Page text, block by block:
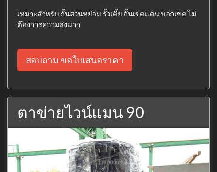
เหมาะสำหรับ กั้นสวนหย่อม รั้วเตี้ย กั้นเขตแดน บอกเขต ไม่
ต้องการความสูงมาก
สอบถาม ขอใบเสนอราคา
ตาข่ายไวน์แมน 90